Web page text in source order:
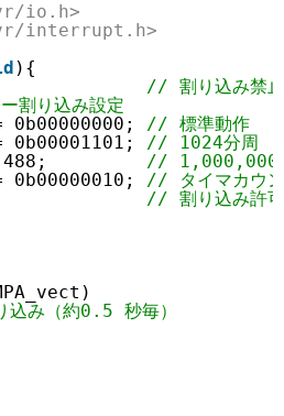
io.h>
interrupt.h>
){
// 割り込み禁止
割り込み設定
0b00000000; // 標準動作
0b00001101; // 1024分周
= 488; //
0b00000010; // タイマカウン
// 割り込み許可
み（約0.5 秒毎）